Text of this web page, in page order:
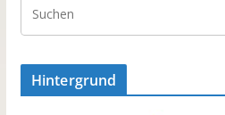
Hintergrund